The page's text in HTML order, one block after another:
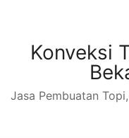
Konveksi
Jasa Pembuatan